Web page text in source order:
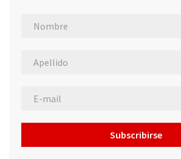
Subscribirse